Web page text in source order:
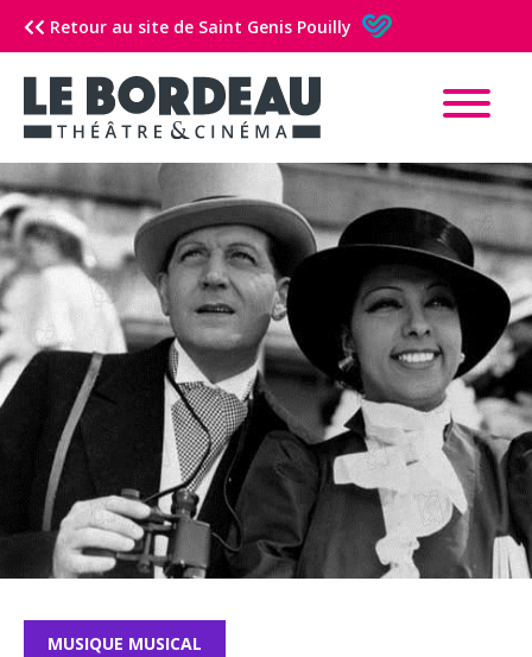
Retour au site de Saint Genis Pouilly
MUSIQUE MUSICAL